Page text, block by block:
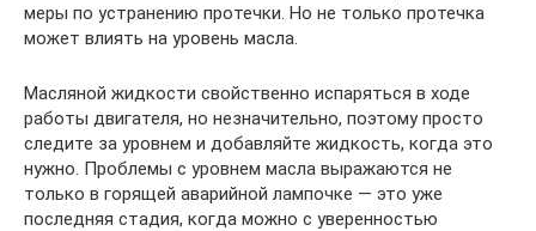
меры по устранению протечки. Но не только протечка
может влиять на уровень масла.
Масляной жидкости свойственно испаряться в ходе
работы двигателя, но незначительно, поэтому просто
следите за уровнем и добавляйте жидкость, когда это
нужно. Проблемы с уровнем масла выражаются не
только в горящей аварийной лампочке — это уже
последняя стадия, когда можно с уверенностью